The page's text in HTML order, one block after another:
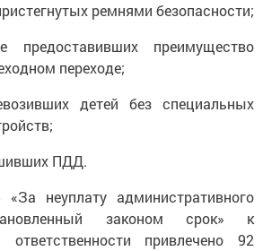
ремнями безопасности;
предоставивших преимущество
переходе;
детей без специальных
ПДД.
неуплату административного
законом срок» к
ответственности привлечено 92